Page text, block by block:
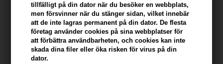
tillfälligt på din dator när du besöker en webbplats,
men försvinner när du stänger sidan, vilket innebär
att de inte lagras permanent på din dator. De flesta
företag använder cookies på sina webbplatser för
att förbättra användbarheten, och cookies kan inte
skada dina filer eller öka risken för virus på din
dator.
Varumärken»Van Gils Parfym Brand:
272,00SEK
+